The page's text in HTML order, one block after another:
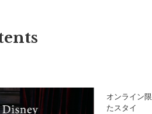
100%
オンライン
たスタイ